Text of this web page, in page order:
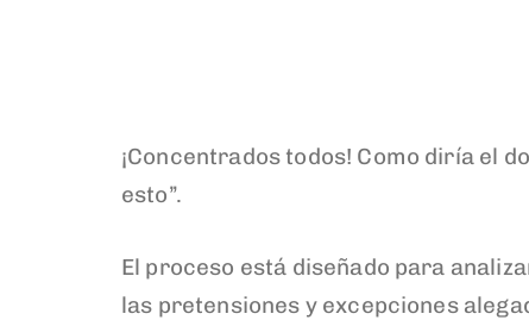
¡Concentrados todos! Como diría el
esto”.
El proceso está diseñado para
las pretensiones y excepciones